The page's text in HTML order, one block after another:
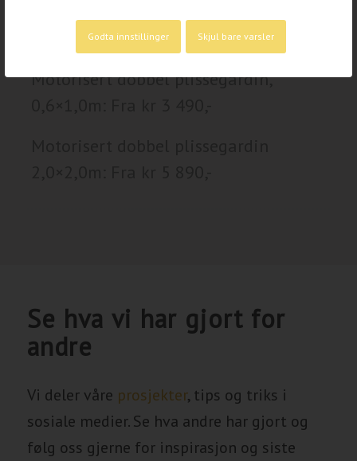
Godta innstillinger Skjul bare varsler
MOTORISERT DOBBEL
PLISSEGARDIN
Motorisert dobbel plissegardin,
Se hva vi har gjort for
andre
Vi deler våre prosjekter, tips og triks i
sosiale medier. Se hva andre har gjort og
følg oss gjerne for inspirasjon og siste